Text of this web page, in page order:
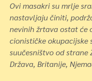
Ovi masakri su mrlje
nastavljaju činiti,
nevinih žrtava ostat će
cionističke okupacijske
suučesništvo od strane
Država, Britanije,